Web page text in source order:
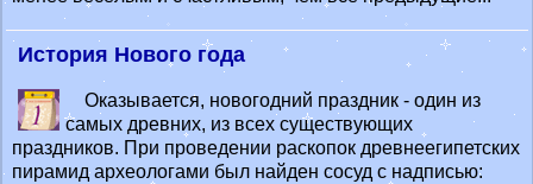
История Нового года
Оказывается, новогодний праздник - один из
самых древних, из всех существующих
праздников. При проведении раскопок древнеегипетских
пирамид археологами был найден сосуд с надписью: